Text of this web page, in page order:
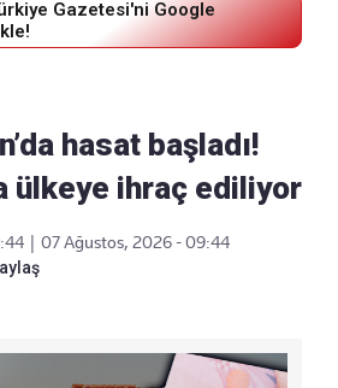
Gazetesi'ni Google
hasat başladı!
ülkeye ihraç ediliyor
07 Ağustos, 2026 - 09:44